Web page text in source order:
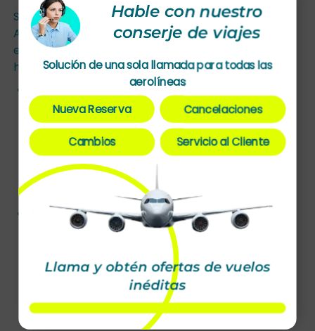
Si desea reservar sus vuelos a Madrid con
Aeroméxico y busca información para añadir
equipaje adicional, puede explorar nuestra página
haciendoclic aquí.
Utiliza el programa de viajero frecuente:
utiliza millas acumuladas o vales de mejora de
asiento para que tu viaje a Madrid desde Ciudad
de México sea más barato. Las aerolíneas
ofrecen billetes con descuento a sus viajeros
fieles, por lo que puedes pagar menos por tu
reserva.
Evita los vuelos directos:los vuelos directos
son más caros que los vuelos de conexión o con
escala, por lo que debes evitar los vuelos
directos desde Ciudad de México para ahorrar
dinero al volar a Madrid.
Hable con nuestro
conserje de viajes
Solución de una sola llamada para todas las
aerolíneas
Nueva Reserva
Cancelaciones
Cambios Servicio al Cliente
Llama y obtén ofertas de vuelos
inéditas